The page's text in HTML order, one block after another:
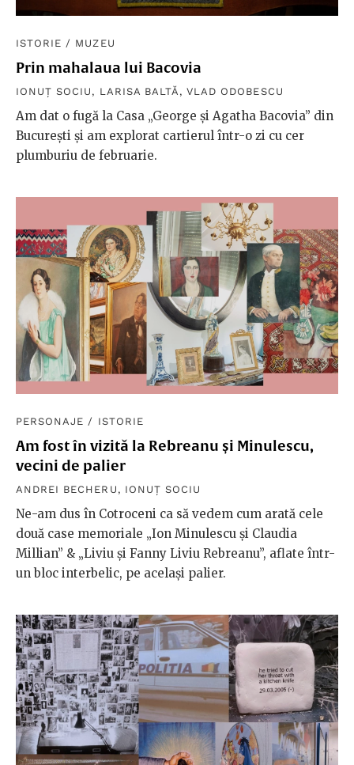
ISTORIE / MUZEU
Prin mahalaua lui Bacovia
IONUȚ SOCIU , LARISA BALTĂ ,VLAD ODOBESCU
Am dat o fugă la Casa „George și Agatha Bacovia” din
București și am explorat cartierul într-o zi cu cer
plumburiu de februarie.
PERSONAJE / ISTORIE
Am fost în vizită la Rebreanu și Minulescu,
vecini de palier
ANDREI BECHERU , IONUȚ SOCIU
Ne-am dus în Cotroceni ca să vedem cum arată cele
două case memoriale „Ion Minulescu și Claudia
Millian” & „Liviu și Fanny Liviu Rebreanu”, aflate într-
un bloc interbelic, pe același palier.